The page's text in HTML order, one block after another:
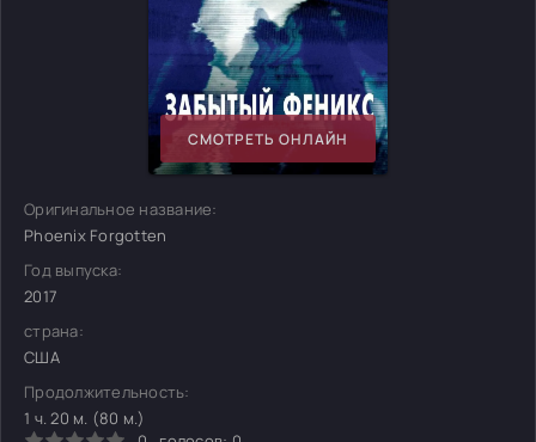
СМОТРЕТЬ ОНЛАЙН
Оригинальное название:
Phoenix Forgotten
Год выпуска:
2017
страна:
США
Продолжительность:
1 ч. 20 м. (80 м.)